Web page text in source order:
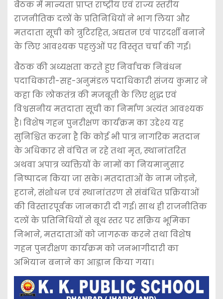
बैठक में मान्यता प्राप्त राष्ट्रीय एवं राज्य स्तरीय
राजनीतिक दलों के प्रतिनिधियों ने भाग लिया और
मतदाता सूची को त्रुटिरहित, अद्यतन एवं पारदर्शी बनाने
के लिए आवश्यक पहलुओं पर विस्तृत चर्चा की गई।
बैठक की अध्यक्षता करते हुए निर्वाचक निबंधन
पदाधिकारी-सह-अनुमंडल पदाधिकारी संजय कुमार ने
कहा कि लोकतंत्र की मजबूती के लिए शुद्ध एवं
विश्वसनीय मतदाता सूची का निर्माण अत्यंत आवश्यक
है। विशेष गहन पुनरीक्षण कार्यक्रम का उद्देश्य यह
सुनिश्चित करना है कि कोई भी पात्र नागरिक मतदान
के अधिकार से वंचित न रहे तथा मृत, स्थानांतरित
अथवा अपात्र व्यक्तियों के नामों का नियमानुसार
निष्पादन किया जा सके। मतदाताओं के नाम जोड़ने,
हटाने, संशोधन एवं स्थानांतरण से संबंधित प्रक्रियाओं
की विस्तारपूर्वक जानकारी दी गई। साथ ही राजनीतिक
दलों के प्रतिनिधियों से बूथ स्तर पर सक्रिय भूमिका
निभाने, मतदाताओं को जागरूक करने तथा विशेष
गहन पुनरीक्षण कार्यक्रम को जनभागीदारी का
अभियान बनाने का आह्वान किया गया।